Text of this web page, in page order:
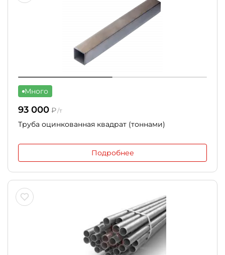
Много
93 000 ₽/т
Труба оцинкованная квадрат (тоннами)
Подробнее